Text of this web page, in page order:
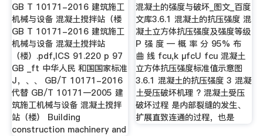
GB T 10171-2016 建筑施工
机械与设备 混凝土搅拌站（楼
GB T 10171-2016 建筑施工
机械与设备 混凝土搅拌站
（楼）.pdf,ICS 91.220 p 97
GB _ft 中华人民 和国国家标准
J，、、 GB/T 10171-2016
代替 GB/T 10171一2005 建
筑施工机械与设备 混凝土搅拌
站（楼） Building
construction machinery and
混凝土的强度与破坏_图文_百度
文库3.6.1 混凝土的抗压强度 混
凝土立方体抗压强度及强度等级
P 强 度 — 概 率 分 95% 布
曲 线 fcu,k μfcU fcu 混凝土
立方体抗压强度标准值示意图
3.6.1 混凝土的抗压强度 3 混凝
土受压破坏机理 ? 混凝土受压
破坏过程 是内部裂缝的发生、
扩展直致连通的过程，也是